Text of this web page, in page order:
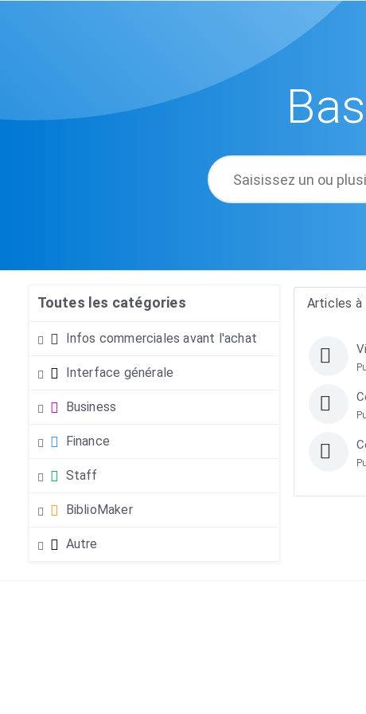
Toutes les catégories
Infos commerciales avant l'achat
Interface générale
Business
Finance
Staff
BiblioMaker
Autre
Articles à